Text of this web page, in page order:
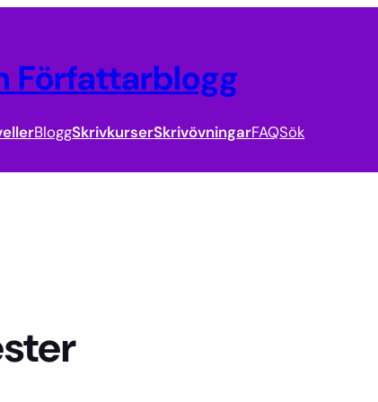
Författarblogg
BloggSkrivkurserSkrivövningarFAQSök